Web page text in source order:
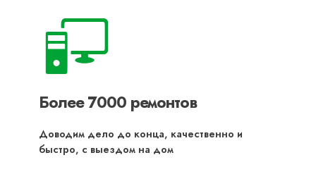
Более 7000 ремонтов
Доводим дело до конца, качественно и
быстро, с выездом на дом